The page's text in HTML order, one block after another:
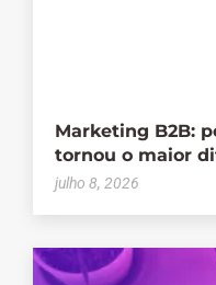
Marketing B2B:
tornou o maior
julho 8, 2026